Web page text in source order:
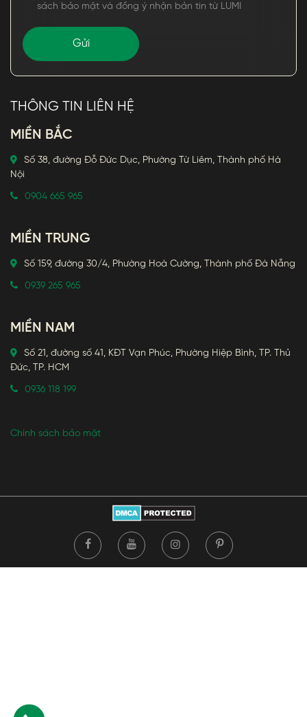
sách bảo mật và đồng ý nhận bản tin từ LUMI
THÔNG TIN LIÊN HỆ
MIỀN BẮC
Số 38, đường Đỗ Đức Dục, Phường Từ Liêm, Thành phố Hà
Nội
0904 665 965
MIỀN TRUNG
Số 159, đường 30/4, Phường Hoà Cường, Thành phố Đà Nẵng
0939 265 965
MIỀN NAM
Số 21, đường số 41, KĐT Vạn Phúc, Phường Hiệp Bình, TP. Thủ
Đức, TP. HCM
0936 118 199
Chính sách bảo mật